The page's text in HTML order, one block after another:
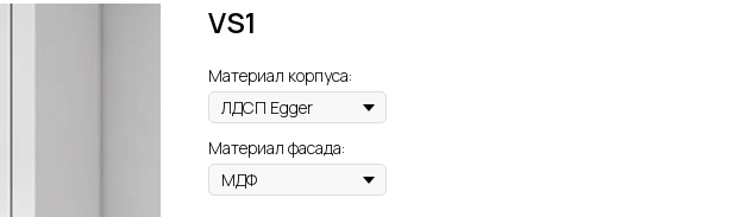
VS1
Материал корпуса:
Материал фасада: